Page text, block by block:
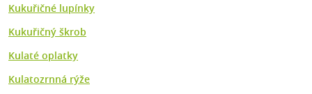
Kukuřičné lupínky
Kukuřičný škrob
Kulaté oplatky
Kulatozrnná rýže